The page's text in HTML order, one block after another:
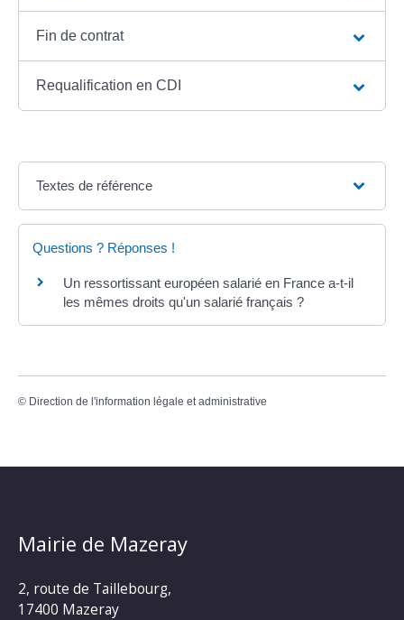
Fin de contrat
Requalification en CDI
Textes de référence
Questions ? Réponses !
Un ressortissant européen salarié en France a-t-il
les mêmes droits qu'un salarié français ?
© Direction de l'information légale et administrative
Mairie de Mazeray
2, route de Taillebourg,
17400 Mazeray